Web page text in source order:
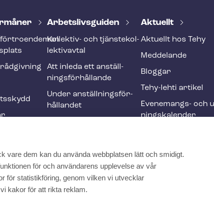
Ar­bets­livs­gui­den
Kollektiv- och tjäns­te­kol­
lek­tivav­tal
Att inleda ett an­ställ­
nings­för­hål­lan­de
Under an­ställ­nings­för­
hål­lan­det
Internationell
rekrytering inom social-
Aktuellt
Aktuellt hos Tehy
Meddelande
Bloggar
Tehy-lehti artikel
Evenemangs- och
nings­ka­len­der
vare dem kan du använda webbplatsen lätt och smidigt.
för och användarens upplevelse av vår
för statistikföring, genom vilken vi utvecklar
kakor för att rikta reklam.